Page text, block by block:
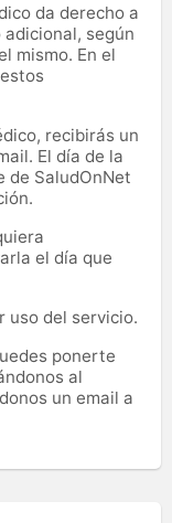
da derecho a
según
mismo. En el
recibirás un
El día de la
de SaludOnNet
el día que
uso del servicio.
ponerte
al
un email a